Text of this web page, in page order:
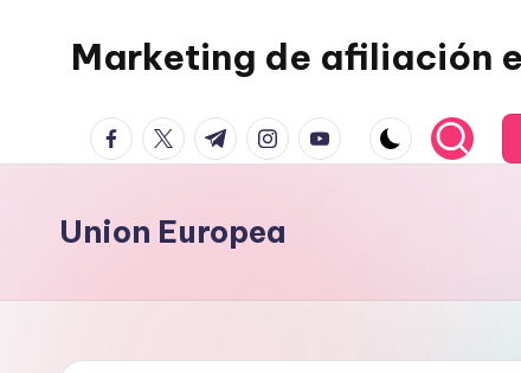
contenido
Marketing de afiliación
facebook.com
twitter.com
t.me instagram.com
youtube.com
Union Europea